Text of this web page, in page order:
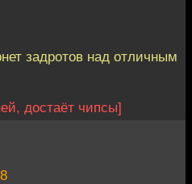
задротов над отличным
достаёт чипсы]